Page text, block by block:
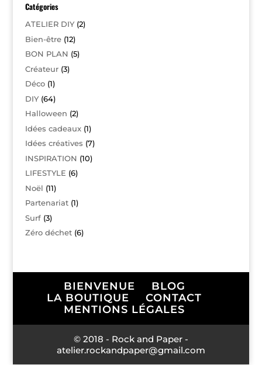
Catégories
ATELIER DIY(2)
Bien-être(12)
BON PLAN (5)
Créateur(3)
Déco(1)
DIY(64)
Halloween (2)
Idées cadeaux(1)
Idées créatives (7)
INSPIRATION (10)
LIFESTYLE (6)
Noël (11)
Partenariat(1)
Surf(3)
Zéro déchet(6)
BIENVENUE
BLOG
LA BOUTIQUE
CONTACT
MENTIONS LÉGALES
© 2018 - Rock and Paper -
atelier.rockandpaper@gmail.com